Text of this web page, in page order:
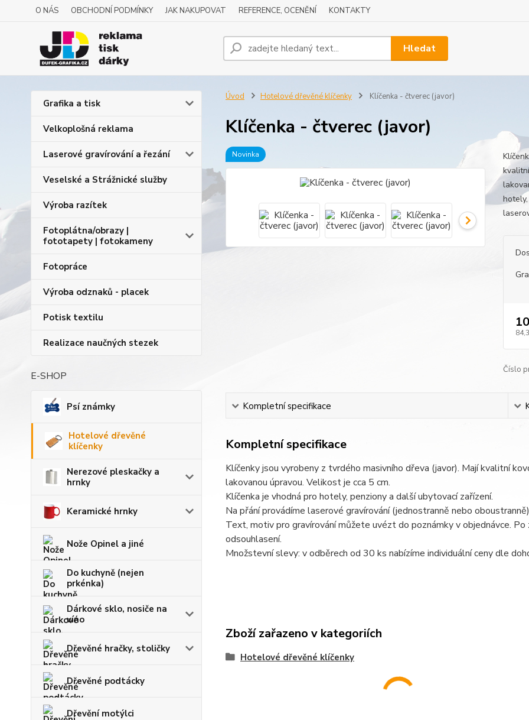
O NÁS OBCHODNÍ PODMÍNKY JAK NAKUPOVAT REFERENCE, OCENĚNÍ KONTAKTY
Hledat
Grafika a tisk
Velkoplošná reklama
Laserové gravírování a řezání
Veselské a Strážnické služby
Výroba razítek
Fotoplátna/obrazy |
fototapety | fotokameny
Fotopráce
Výroba odznaků - placek
Potisk textilu
Realizace naučných stezek
E-SHOP
Psí známky
Hotelové dřevěné
klíčenky
Nerezové pleskačky a
hrnky
Keramické hrnky
Nože Opinel a jiné
Do kuchyně (nejen
prkénka)
Dárkové sklo, nosiče na
víno
Dřevěné hračky, stoličky
Dřevěné podtácky
Dřevění motýlci
Úvod Hotelové dřevěné klíčenky Klíčenka - čtverec (javor)
Klíčenka - čtverec (javor)
Novinka
Číslo
Kompletní specifikace
Kompletní specifikace
Klíčenky jsou vyrobeny z tvrdého masivního dřeva (javor). Mají kvalitní
lakovanou úpravou. Velikost je cca 5 cm.
Klíčenka je vhodná pro hotely, penziony a další ubytovací zařízení.
Na přání provádíme laserové gravírování (jednostranně nebo
Text, motiv pro gravírování můžete uvézt do poznámky v objednávce.
odsouhlasení.
Množstevní slevy: v odběrech od 30 ks nabízíme individuální ceny dle
Zboží zařazeno v kategoriích
Hotelové dřevěné klíčenky